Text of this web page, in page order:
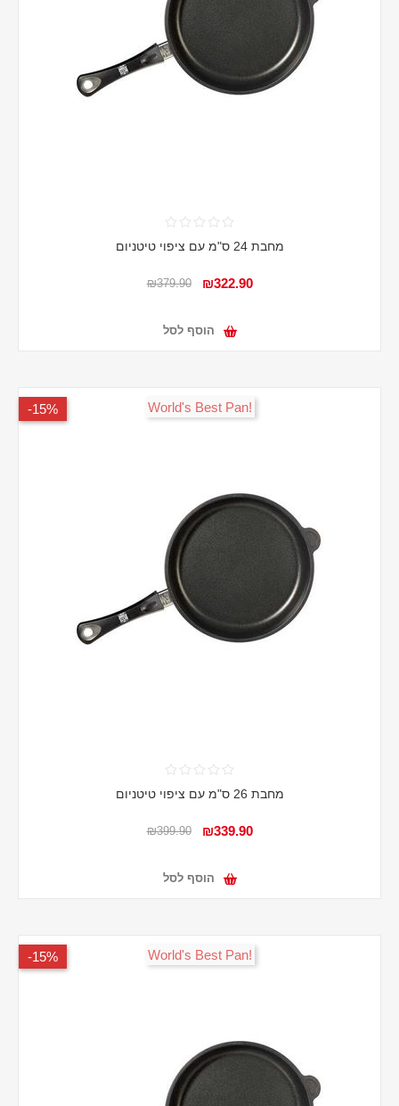
מחבת 24 ס"מ עם ציפוי טיטניום
₪322.90
₪379.90
הוסף לסל
15%- !World's Best Pan
מחבת 26 ס"מ עם ציפוי טיטניום
₪339.90
₪399.90
הוסף לסל
15%- !World's Best Pan